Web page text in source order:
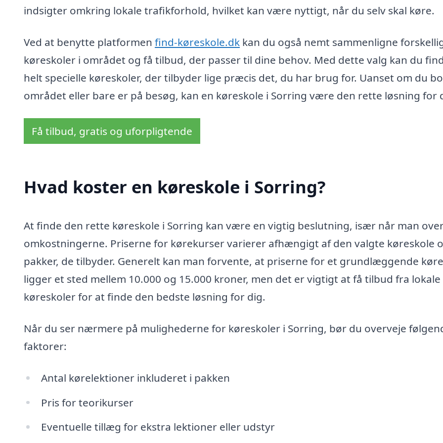
indsigter omkring lokale trafikforhold, hvilket kan være nyttigt, når du selv skal køre.
Ved at benytte platformen find-køreskole.dk kan du også nemt sammenligne
køreskoler i området og få tilbud, der passer til dine behov. Med dette valg kan du
helt specielle køreskoler, der tilbyder lige præcis det, du har brug for. Uanset om du
området eller bare er på besøg, kan en køreskole i Sorring være den rette løsning for
Få tilbud, gratis og uforpligtende
Hvad koster en køreskole i Sorring?
At finde den rette køreskole i Sorring kan være en vigtig beslutning, især når man
omkostningerne. Priserne for kørekurser varierer afhængigt af den valgte køreskole
pakker, de tilbyder. Generelt kan man forvente, at priserne for et grundlæggende
ligger et sted mellem 10.000 og 15.000 kroner, men det er vigtigt at få tilbud fra lokale
køreskoler for at finde den bedste løsning for dig.
Når du ser nærmere på mulighederne for køreskoler i Sorring, bør du overveje
faktorer:
Antal kørelektioner inkluderet i pakken
Pris for teorikurser
Eventuelle tillæg for ekstra lektioner eller udstyr